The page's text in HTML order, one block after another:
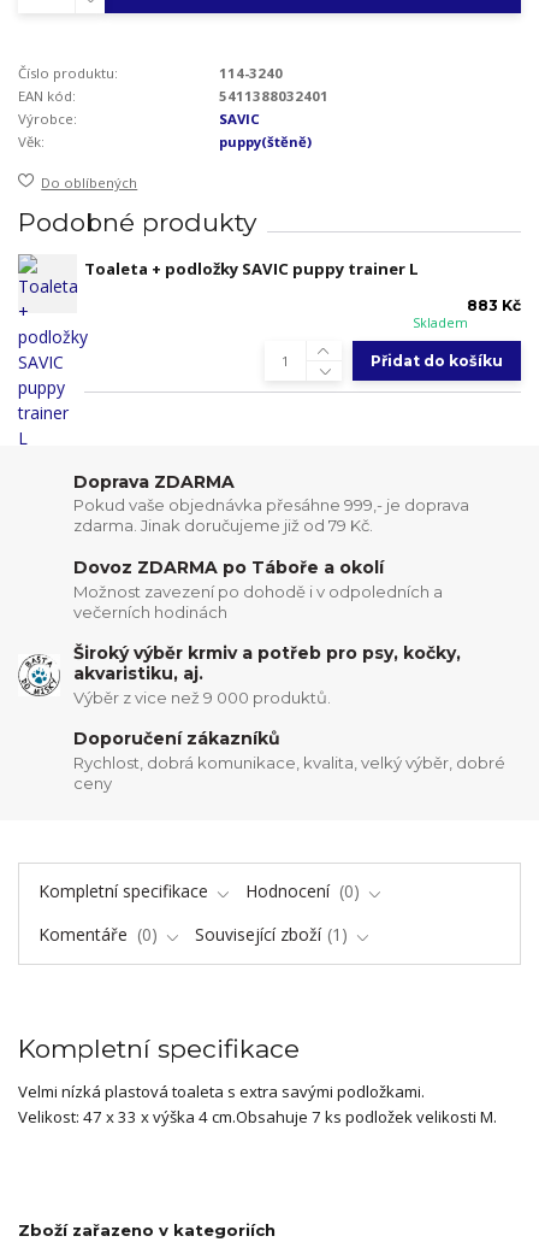
Číslo produktu:
114-3240
EAN kód:
5411388032401
Výrobce:
SAVIC
Věk:
puppy(štěně)
Do oblíbených
Podobné produkty
Toaleta + podložky SAVIC puppy trainer L
883 Kč
Skladem
Přidat do košíku
Doprava ZDARMA
Pokud vaše objednávka přesáhne 999,- je doprava
zdarma. Jinak doručujeme již od 79 Kč.
Dovoz ZDARMA po Táboře a okolí
Možnost zavezení po dohodě i v odpoledních a
večerních hodinách
Široký výběr krmiv a potřeb pro psy, kočky,
akvaristiku, aj.
Výběr z vice než 9 000 produktů.
Doporučení zákazníků
Rychlost, dobrá komunikace, kvalita, velký výběr, dobré
ceny
Kompletní specifikace Hodnocení
0
Komentáře
0 Související zboží 1
Kompletní specifikace
Velmi nízká plastová toaleta s extra savými podložkami.
Velikost: 47 x 33 x výška 4 cm.Obsahuje 7 ks podložek velikosti M.
Zboží zařazeno v kategoriích